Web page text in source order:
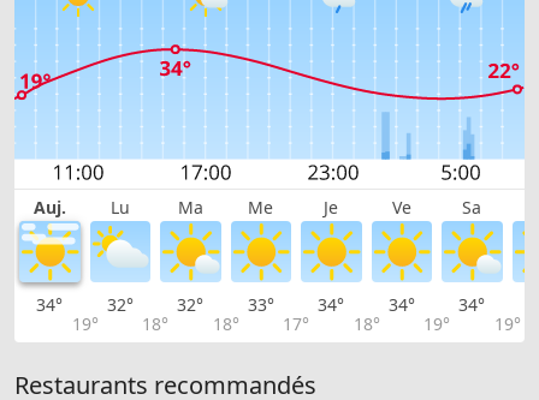
Auj. Lu Ma Me Je Ve Sa
34°
19°
32°
18°
32°
18°
33°
17°
34°
18°
34°
19°
34°
19°
Restaurants recommandés